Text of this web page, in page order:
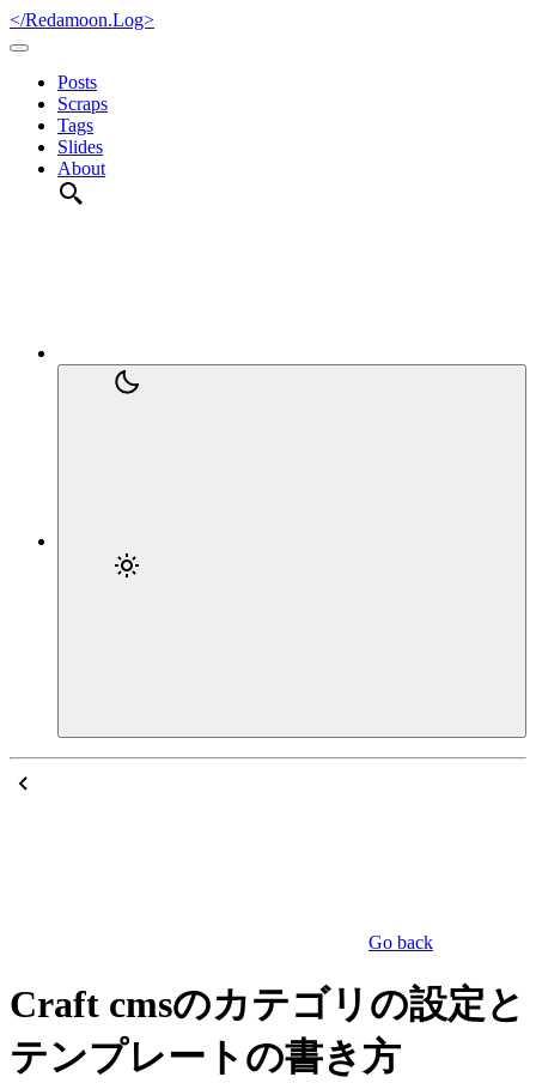
</Redamoon.Log>
Posts
Scraps
Tags
Slides
About
Go back
Craft cmsのカテゴリの設定と
テンプレートの書き方